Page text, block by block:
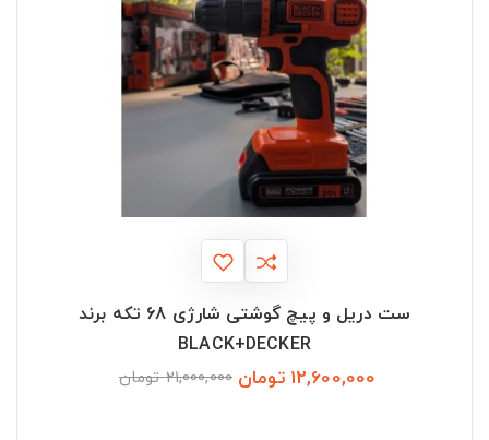
ست دریل و پیچ گوشتی شارژی 68 تکه برند
BLACK+DECKER
12,600,000 تومان 21,000,000 تومان